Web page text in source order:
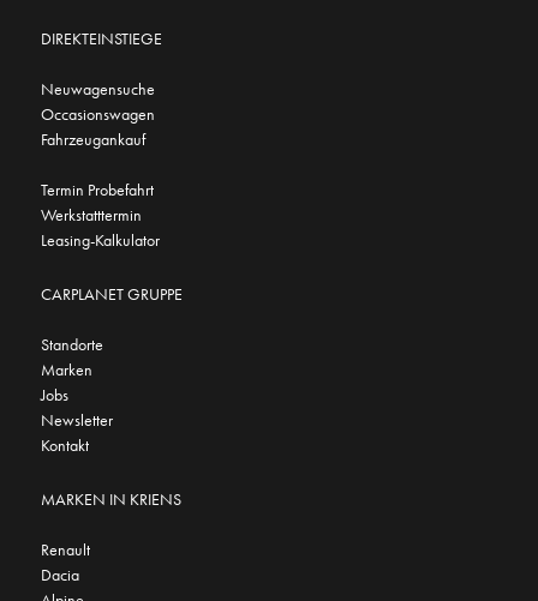
DIREKTEINSTIEGE
Neuwagensuche
Occasionswagen
Fahrzeugankauf
Termin Probefahrt
Werkstatttermin
Leasing-Kalkulator
CARPLANET GRUPPE
Standorte
Marken
Jobs
Newsletter
Kontakt
MARKEN IN KRIENS
Renault
Dacia